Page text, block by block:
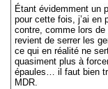
Étant évidemment un
pour cette fois, j’ai en
contre, comme lors de
revient de serrer les
ce qui en réalité ne
quasiment plus à
épaules… il faut bien
MDR.